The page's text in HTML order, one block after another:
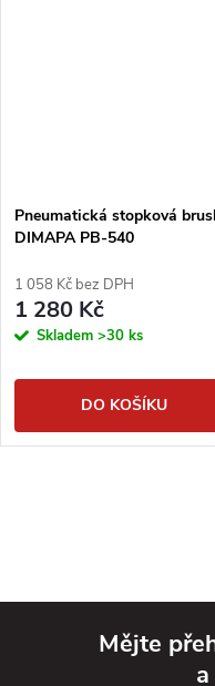
Pneumatická stopková
DIMAPA PB-540
1 058 Kč bez DPH
1 280 Kč
Skladem >30 ks
DO KOŠÍKU
Mějte